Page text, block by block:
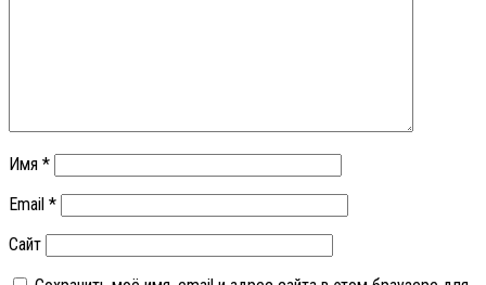
Имя *
Email *
Сайт